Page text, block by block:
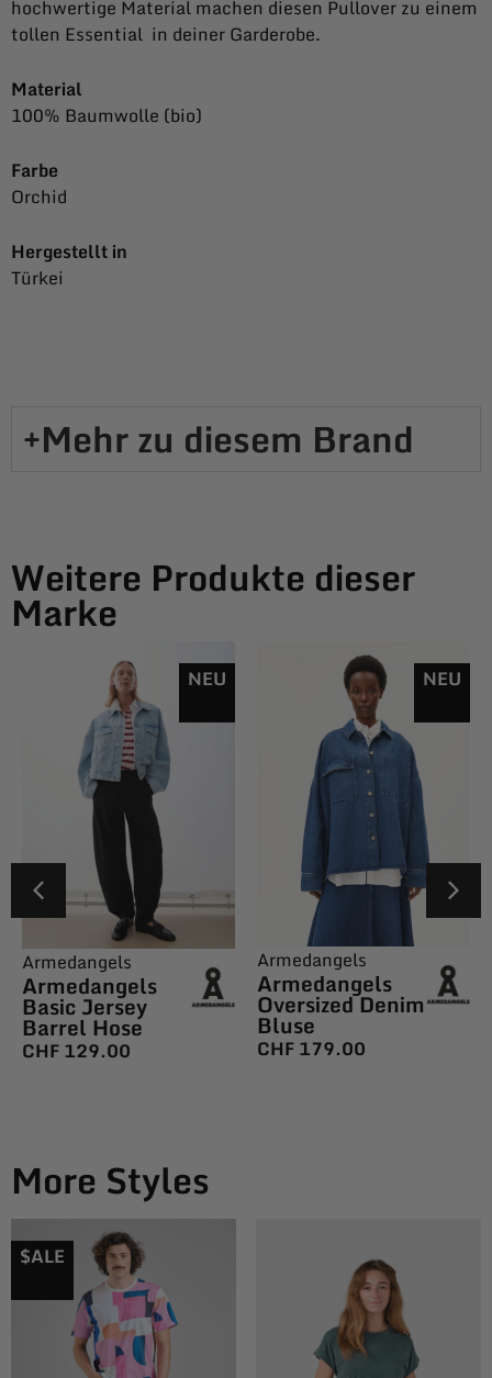
hochwertige Material machen diesen Pullover zu einem
tollen Essential in deiner Garderobe.
Material
100% Baumwolle (bio)
Farbe
Orchid
Hergestellt in
Türkei
Mehr zu diesem Brand​
Weitere Produkte dieser
Marke
NEU
Armedangels
Armedangels
Basic Jersey
Barrel Hose
CHF129.00
NEU
Armedangels
Armedangels
Oversized Denim
Bluse
CHF179.00
More Styles
$ALE